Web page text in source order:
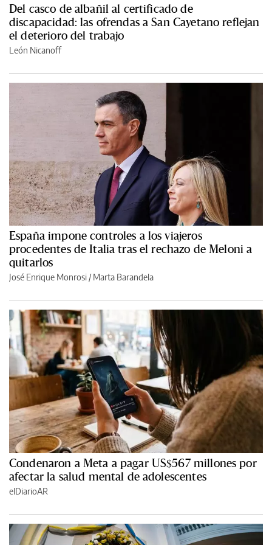
Del casco de albañil al certificado de
discapacidad: las ofrendas a San Cayetano reflejan
el deterioro del trabajo
León Nicanoff
España impone controles a los viajeros
procedentes de Italia tras el rechazo de Meloni a
quitarlos
José Enrique Monrosi / Marta Barandela
Condenaron a Meta a pagar US$567 millones por
afectar la salud mental de adolescentes
elDiarioAR